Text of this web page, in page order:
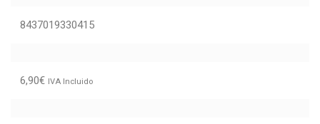
8437019330415
6,90€ IVA Incluido